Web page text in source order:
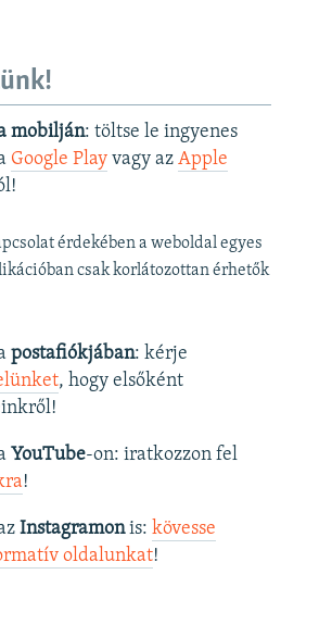
mobilján: töltse le ingyenes
Google Playvagy az Apple
érdekében a weboldal egyes
csak korlátozottan érhetők
postafiókjában: kérje
, hogy elsőként
YouTube-on: iratkozzon fel
!
Instagramonis: kövesse
oldalunkat! ​